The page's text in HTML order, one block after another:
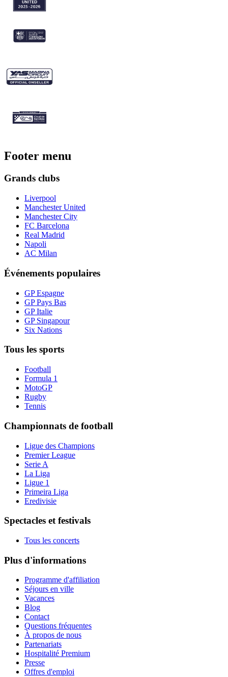
Footer menu
Grands clubs
Liverpool
Manchester United
Manchester City
FC Barcelona
Real Madrid
Napoli
AC Milan
Événements populaires
GP Espagne
GP Pays Bas
GP Italie
GP Singapour
Six Nations
Tous les sports
Football
Formula 1
MotoGP
Rugby
Tennis
Championnats de football
Ligue des Champions
Premier League
Serie A
La Liga
Ligue 1
Primeira Liga
Eredivisie
Spectacles et festivals
Tous les concerts
Plus d'informations
Programme d'affiliation
Séjours en ville
Vacances
Blog
Contact
Questions fréquentes
À propos de nous
Partenariats
Hospitalité Premium
Presse
Offres d'emploi